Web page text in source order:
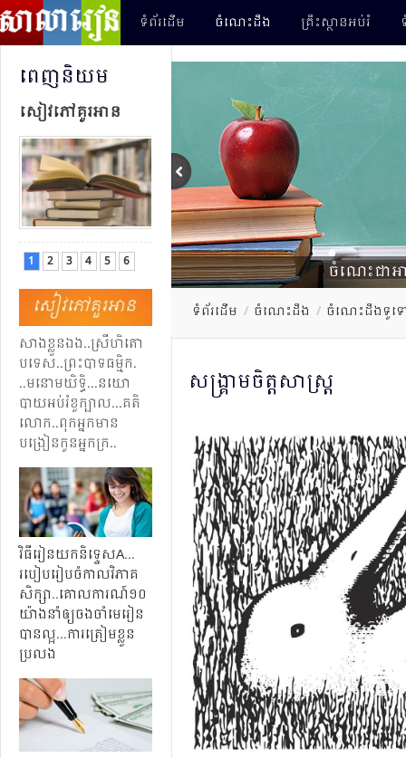
ទំព័រដើម ចំណេះដឹង គ្រឹះស្ថានអប់រំ
ចំណេះ​ជា​អា
ទំព័រដើម / ចំណេះដឹង / ចំណេះដឹងទូទ
សង្គ្រាម​ចិត្ត​សាស្ត្រ
ពេញ​និយម
សៀវភៅ​គួរ​អាន
1 2 3 4 5 6
សាងខ្លួនឯង​.​.​ស្រី​ហិតោ​
បទេស​.​.​ព្រះ​បាទ​​ធម្មិក​.​
..មនោមយិទ្ធិ​​​.​​. ​.​​នយោ​
បាយ​​អប់​រំ​​ខួ​ក្បាល​.​.​.​គតិ​
លោក​..​ពុក​អ្នកមាន​
បង្រៀន​កូន​ អ្នក​ក្រ​.​.​
វិធី​រៀន​យក​និទ្ទេស​​A.​.​.​
របៀប​រៀបចំ​កាលវិភាគ​
សិក្សា..គោល​ការណ៍​១០​
យ៉ាង​នាំ​ឲ្យ​ចងចាំ​មេរៀន​
បាន​ល្អ​.​.​.​ការ​ត្រៀម​ខ្លួន
ប្រលង